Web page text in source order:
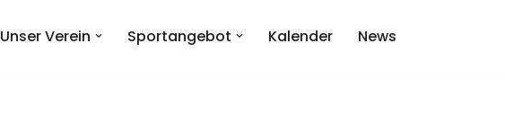
Unser Verein Sportangebot Kalender News